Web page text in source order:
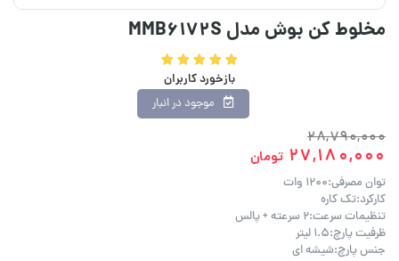
مخلوط کن بوش مدل MMB6172S
بازخورد کاربران
موجود در انبار
28,790,000
27,180,000 تومان
توان مصرفی:1200 وات
کارکرد:تک کاره
تنظیمات سرعت:2 سرعته + پالس
ظرفیت پارچ:1.5 لیتر
جنس پارچ:شیشه ای